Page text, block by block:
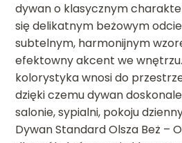
dywan o klasycznym
się delikatnym beżowym
subtelnym, harmonijnym
efektowny akcent we
kolorystyka wnosi do
dzięki czemu dywan
salonie, sypialni, pokoju
Dywan Standard Olsza Beż –